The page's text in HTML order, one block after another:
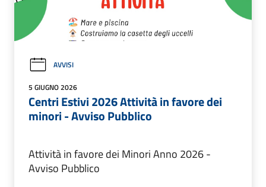
AVVISI
5 GIUGNO 2026
Centri Estivi 2026 Attività in favore dei
minori - Avviso Pubblico
Attività in favore dei Minori Anno 2026 -
Avviso Pubblico